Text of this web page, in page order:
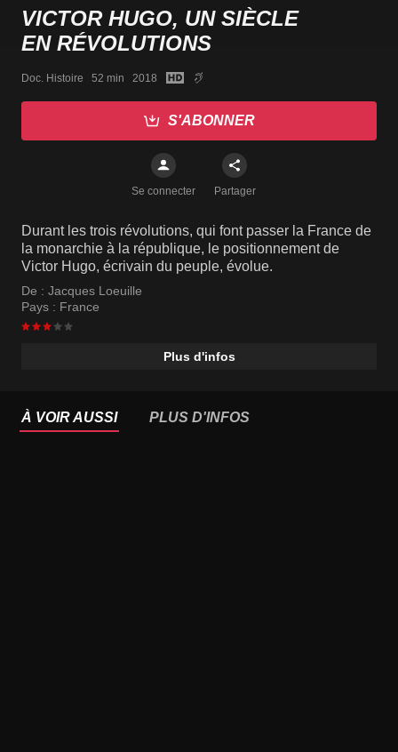
VICTOR HUGO, UN SIÈCLE
EN RÉVOLUTIONS
Doc. Histoire   52 min   2018
S'ABONNER
Se connecter Partager
Durant les trois révolutions, qui font passer la France de
la monarchie à la république, le positionnement de
Victor Hugo, écrivain du peuple, évolue.
De : Jacques Loeuille
Pays : France
Plus d'infos
À VOIR AUSSI PLUS D'INFOS